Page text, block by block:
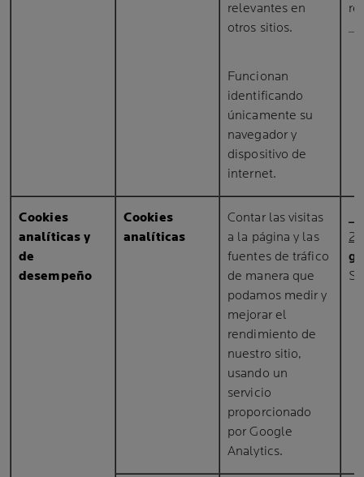
relevantes en
otros sitios.
Funcionan
identificando
únicamente su
navegador y
dispositivo de
internet.
Cookies
analíticas y
de
desempeño
Cookies
analíticas
Contar las visitas
a la página y las
fuentes de tráfico
de manera que
podamos medir y
mejorar el
rendimiento de
nuestro sitio,
usando un
servicio
proporcionado
por Google
Analytics.